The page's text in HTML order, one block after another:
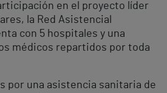
en el proyecto líder
la Red Asistencial
con 5 hospitales y una
médicos repartidos por toda
por una asistencia sanitaria de